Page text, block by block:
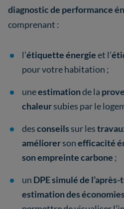
diagnostic de performance
comprenant :
l’étiquette énergieet l’
pour votre habitation ;
uneestimationde la
chaleursubies par le
desconseils sur les
améliorersonefficacité
son empreinte carbone ;
un DPE simuléde
estimation des